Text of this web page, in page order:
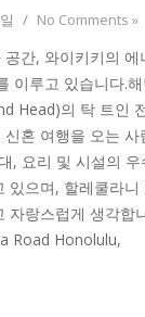
/ No Comments »
간, 와이키키의
이루고 있습니다.
Head)의 탁 트인
혼 여행을 오는
, 요리 및 시설의
있으며, 할레쿨라
자랑스럽게 생각합
Road Honolulu,